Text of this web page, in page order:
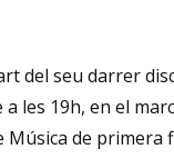
del seu darrer
19h, en el
de primera